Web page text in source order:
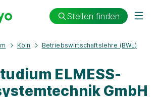
Stellen finden
Köln Betriebswirtschaftslehre (BWL)
ELMESS-
GmbH